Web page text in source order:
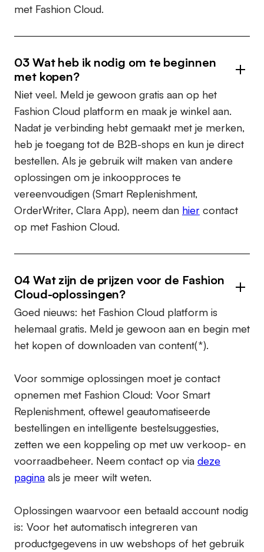
met Fashion Cloud.
03 Wat heb ik nodig om te beginnen
met kopen?
Niet veel. Meld je gewoon gratis aan op het
Fashion Cloud platform en maak je winkel aan.
Nadat je verbinding hebt gemaakt met je merken,
heb je toegang tot de B2B-shops en kun je direct
bestellen. Als je gebruik wilt maken van andere
oplossingen om je inkoopproces te
vereenvoudigen (Smart Replenishment,
OrderWriter, Clara App), neem dan hier contact
op met Fashion Cloud.
04 Wat zijn de prijzen voor de Fashion
Cloud-oplossingen?
Goed nieuws: het Fashion Cloud platform is
helemaal gratis. Meld je gewoon aan en begin met
het kopen of downloaden van content(*).
Voor sommige oplossingen moet je contact
opnemen met Fashion Cloud: Voor Smart
Replenishment, oftewel geautomatiseerde
bestellingen en intelligente bestelsuggesties,
zetten we een koppeling op met uw verkoop- en
voorraadbeheer. Neem contact op via deze
pagina als je meer wilt weten.
Oplossingen waarvoor een betaald account nodig
is: Voor het automatisch integreren van
productgegevens in uw webshops of het gebruik